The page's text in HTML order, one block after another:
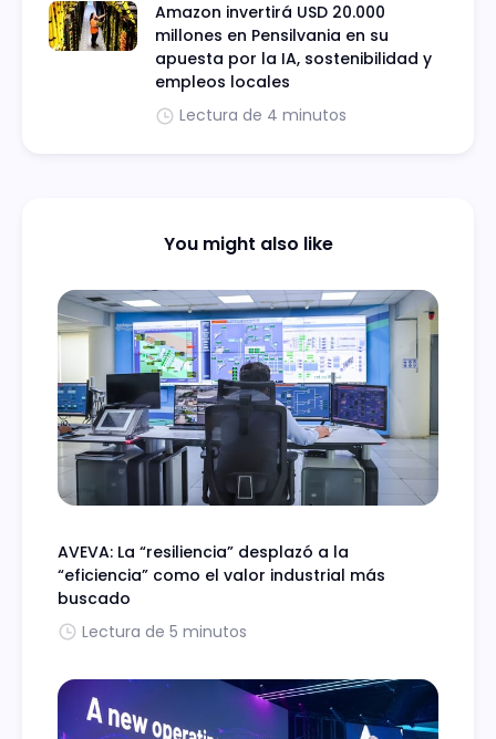
Amazon invertirá USD 20.000
millones en Pensilvania en su
apuesta por la IA, sostenibilidad y
empleos locales
Lectura de 4 minutos
You might also like
AVEVA: La “resiliencia” desplazó a la
“eficiencia” como el valor industrial más
buscado
Lectura de 5 minutos